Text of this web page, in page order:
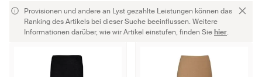
Provisionen und andere an Lyst gezahlte Leistungen können das
Ranking des Artikels bei dieser Suche beeinflussen. Weitere
Informationen darüber, wie wir Artikel einstufen, finden Siehier.